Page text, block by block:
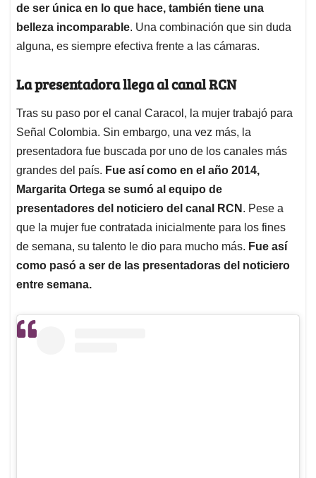
de ser única en lo que hace, también tiene una
belleza incomparable. Una combinación que sin duda
alguna, es siempre efectiva frente a las cámaras.
La presentadora llega al canal RCN
Tras su paso por el canal Caracol, la mujer trabajó para
Señal Colombia. Sin embargo, una vez más, la
presentadora fue buscada por uno de los canales más
grandes del país. Fue así como en el año 2014,
Margarita Ortega se sumó al equipo de
presentadores del noticiero del canal RCN . Pese a
que la mujer fue contratada inicialmente para los fines
de semana, su talento le dio para mucho más. Fue así
como pasó a ser de las presentadoras del noticiero
entre semana.